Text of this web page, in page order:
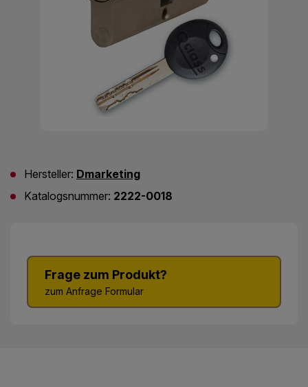
Frage zum Produkt?
zum Anfrage Formular
Hersteller: Dmarketing
Katalogsnummer: 2222-0018